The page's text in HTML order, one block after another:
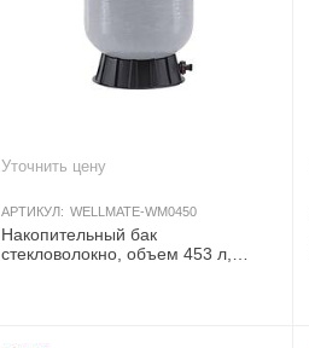
Уточнить цену
АРТИКУЛ: WELLMATE-WM0450
Накопительный бак
стекловолокно, объем 453 л,